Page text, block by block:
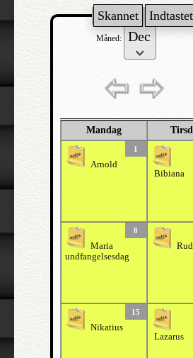
Skannet Indtastet
Måned:
Mandag
1
Arnold
Bibiana
8
Maria
undfangelsesdag
15
Nikatius
Lazarus